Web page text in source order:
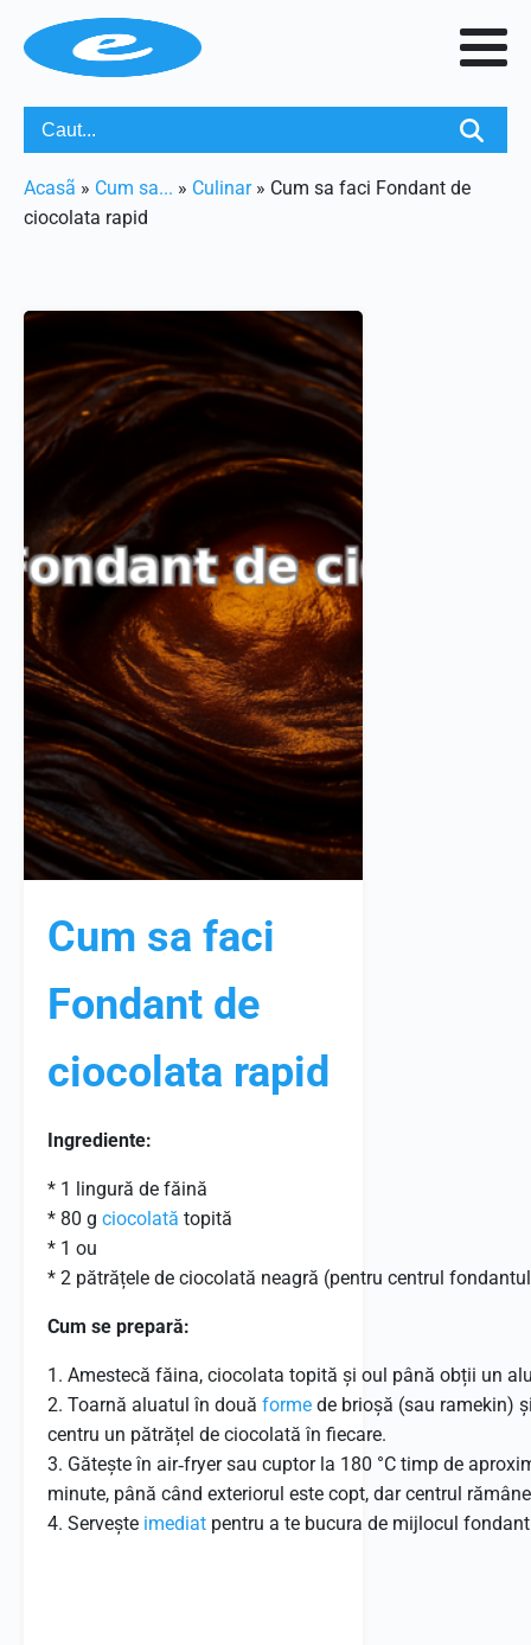
Acasã » Cum sa... » Culinar» Cum sa faci Fondant de
ciocolata rapid
Cum sa faci
Fondant de
ciocolata rapid
Ingrediente:
* 1 lingură de făină
* 80 g ciocolată topită
* 1 ou
* 2 pătrățele de ciocolată neagră (pentru centrul
Cum se prepară:
1. Amestecă făina, ciocolata topită și oul până obții un
2. Toarnă aluatul în două forme de brioșă (sau ramekin)
centru un pătrățel de ciocolată în fiecare.
3. Gătește în air‑fryer sau cuptor la 180 °C timp de
minute, până când exteriorul este copt, dar centrul
4. Servește imediat pentru a te bucura de mijlocul